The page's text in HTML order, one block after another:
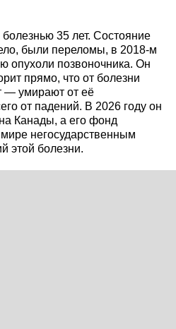
35 лет. Состояние
были переломы, в 2018-м
опухоли позвоночника. Он
прямо, что от болезни
— умирают от её
от падений. В 2026 году он
Канады, а его фонд
негосударственным
этой болезни.